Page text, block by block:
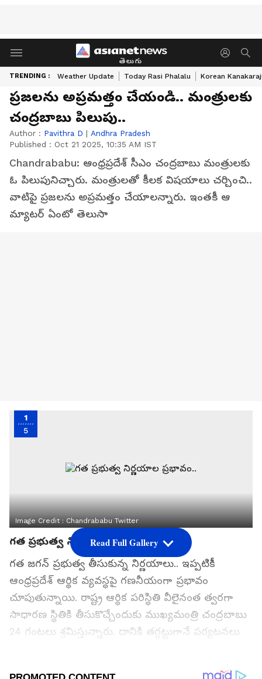
తెలుగు
TRENDING : Weather Update Today Rasi Phalalu Korean
ప్రజలను అప్రమత్తం చేయండి.. మంత్రులకు
చంద్రబాబు పిలుపు..
Author : Pavithra D | Andhra Pradesh
Published : Oct 21 2025, 10:35 AM IST
Chandrababu: ఆంధ్రప్రదేశ్ సీఎం చంద్రబాబు మంత్రులకు
ఓ పిలుపునిచ్చారు. మంత్రులతో కీలక విషయాలు చర్చించి..
వాటిపై ప్రజలను అప్రమత్తం చేయాలన్నారు. ఇంతకీ ఆ
మ్యాటర్ ఏంటో తెలుసా
1
5
Image Credit :Chandrababu Twitter
గత ప్రభుత్వ నిర్ణయాల ప్రభావం..
గత జగన్ ప్రభుత్వ తీసుకున్న నిర్ణయాలు.. ఇప్పటికీ
ఆంధ్రప్రదేశ్ ఆర్థిక వ్యవస్థపై గణనీయంగా ప్రభావం
చూపుతున్నాయి. రాష్ట్ర ఆర్థిక పరిస్థితి వీలైనంత త్వరగా
సాధారణ స్థితికి తీసుకొచ్చేందుకు ముఖ్యమంత్రి చంద్రబాబు
24 గంటలు శ్రమిస్తున్నారు. దానికి తగ్గట్టుగానే పర్యటనలు
Read Full Gallery